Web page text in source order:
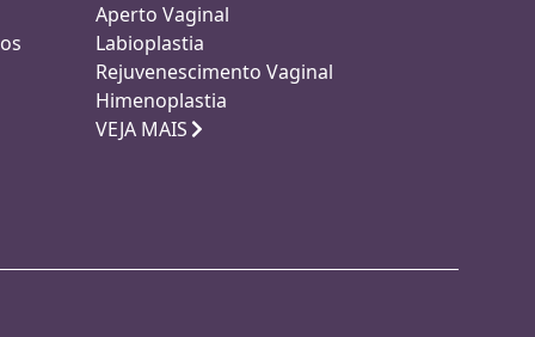
Aperto Vaginal
Labioplastia
Rejuvenescimento Vaginal
Himenoplastia
VEJA MAIS